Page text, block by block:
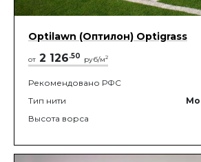
Optilawn (Оптилон) Optigrass
от 2 126.50 руб/м2
Рекомендовано РФС
Тип нити
Высота ворса